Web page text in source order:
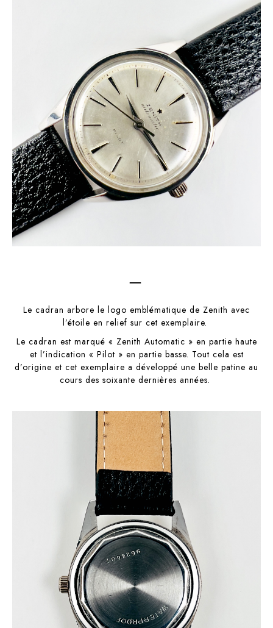
–
Le cadran arbore le logo emblématique de Zenith avec
l’étoile en relief sur cet exemplaire.
Le cadran est marqué « Zenith Automatic » en partie haute
et l’indication « Pilot » en partie basse. Tout cela est
d’origine et cet exemplaire a développé une belle patine au
cours des soixante dernières années.